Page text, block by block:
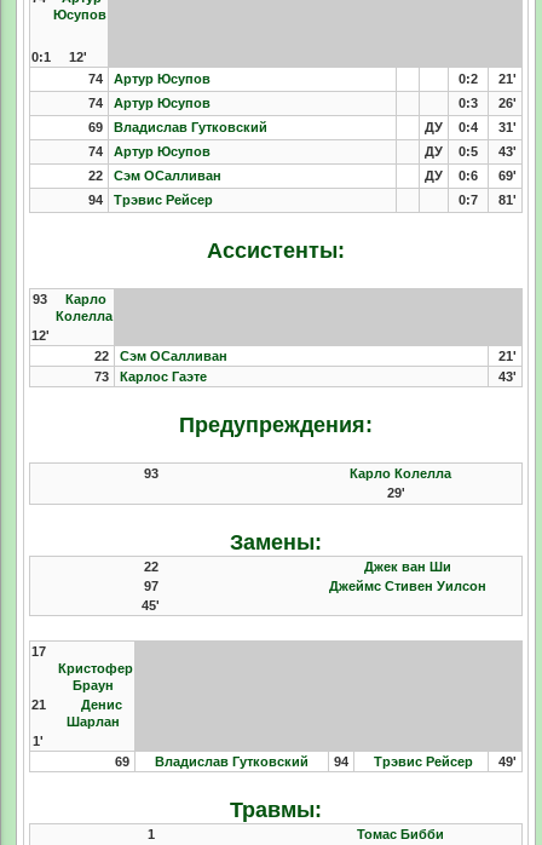
Юсупов
0:1
12'
74
Артур Юсупов 0:2
21'
74
Артур Юсупов 0:3
26'
69
Владислав Гутковский ДУ 0:4
31'
74
Артур Юсупов ДУ 0:5
43'
22
Сэм ОСалливан ДУ 0:6
69'
94
Трэвис Рейсер 0:7 81'
Ассистенты:
93
Карло
Колелла
12'
22
Сэм ОСалливан
21'
73
Карлос Гаэте 43'
Предупреждения:
93
Карло Колелла
29'
Замены:
22
Джек ван Ши
97
Джеймс Стивен Уилсон
45'
17
Кристофер
Браун
21
Денис
Шарлан
1'
69
Владислав Гутковский 94 Трэвис Рейсер 49'
Травмы:
1
Томас Бибби